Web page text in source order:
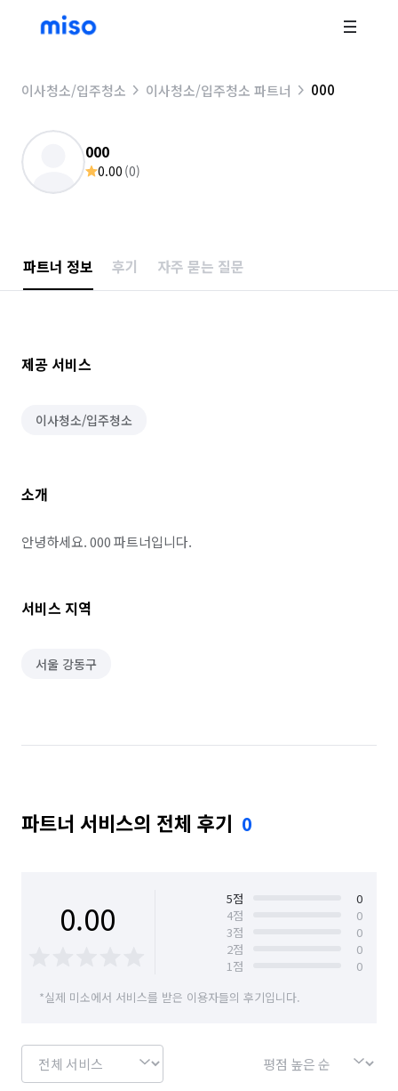
이사청소/입주청소 이사청소/입주청소 파트너 000
000
0.00 (0)
파트너 정보 후기 자주 묻는 질문
제공 서비스
이사청소/입주청소
소개
안녕하세요. 000 파트너입니다.
서비스 지역
서울 강동구
파트너 서비스의 전체 후기 0
0.00 5점
0
4점
0
3점
0
2점
0
1점
0
*실제 미소에서 서비스를 받은 이용자들의 후기입니다.